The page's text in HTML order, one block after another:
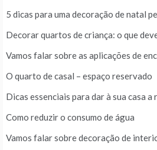
5 dicas para uma decoração de natal
Decorar quartos de criança: o que
Vamos falar sobre as aplicações de
O quarto de casal – espaço reservado
Dicas essenciais para dar à sua casa a
Como reduzir o consumo de água
Vamos falar sobre decoração de